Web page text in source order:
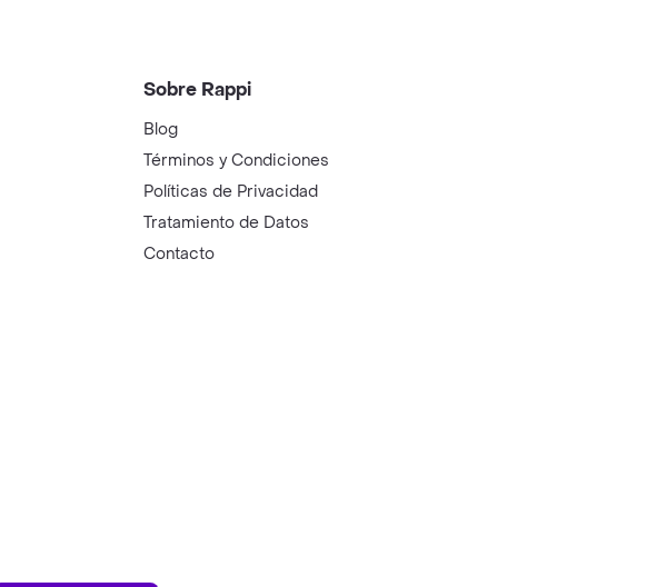
Sobre Rappi
Blog
Términos y Condiciones
Políticas de Privacidad
Tratamiento de Datos
Contacto